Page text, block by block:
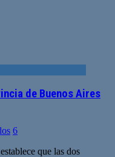
de Buenos Aires
6
que las dos